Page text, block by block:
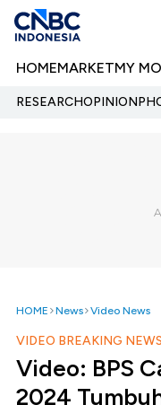
HOMEMARKETMY
RESEARCHOPINION
HOME News Video News
VIDEO BREAKING NEWS
Video: BPS
2024